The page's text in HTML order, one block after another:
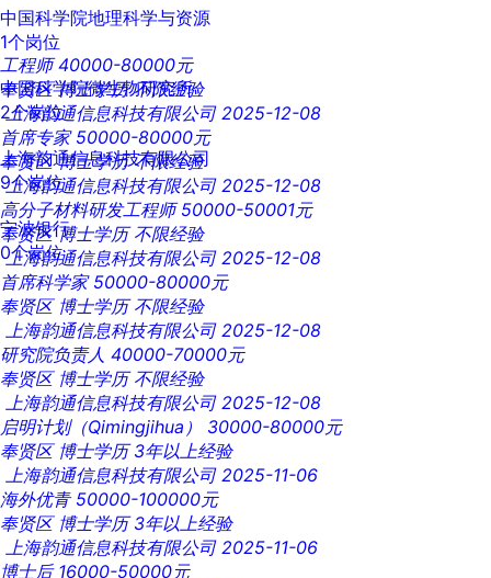
中国科学院地理科学与资源
1个岗位
中国科学院微生物研究所
2个岗位
上海韵通信息科技有限公司
9个岗位
宁波银行
0个岗位
工程师 40000-80000元
奉贤区博士学历 不限经验
上海韵通信息科技有限公司 2025-12-08
首席专家 50000-80000元
奉贤区博士学历 不限经验
上海韵通信息科技有限公司 2025-12-08
高分子材料研发工程师 50000-50001元
奉贤区博士学历 不限经验
上海韵通信息科技有限公司 2025-12-08
首席科学家 50000-80000元
奉贤区 博士学历 不限经验
上海韵通信息科技有限公司 2025-12-08
研究院负责人 40000-70000元
奉贤区 博士学历 不限经验
上海韵通信息科技有限公司 2025-12-08
启明计划（Qimingjihua）
30000-80000元
奉贤区 博士学历 3年以上经验
上海韵通信息科技有限公司 2025-11-06
海外优青 50000-100000元
奉贤区 博士学历 3年以上经验
上海韵通信息科技有限公司 2025-11-06
博士后 16000-50000元